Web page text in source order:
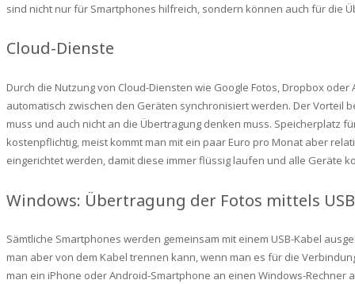
sind nicht nur für Smartphones hilfreich, sondern können auch für die
Cloud-Dienste
Durch die Nutzung von Cloud-Diensten wie Google Fotos, Dropbox
automatisch zwischen den Geräten synchronisiert werden. Der Vorteil
muss und auch nicht an die Übertragung denken muss. Speicherplatz
kostenpflichtig, meist kommt man mit ein paar Euro pro Monat aber
eingerichtet werden, damit diese immer flüssig laufen und alle Geräte
Windows: Übertragung der Fotos mittels
Sämtliche Smartphones werden gemeinsam mit einem USB-Kabel
man aber von dem Kabel trennen kann, wenn man es für die
man ein iPhone oder Android-Smartphone an einen Windows-